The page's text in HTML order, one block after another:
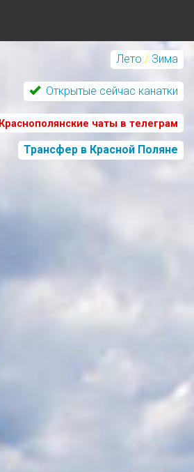
Лето / Зима
Открытые сейчас канатки
Краснополянские чаты в телеграм
Трансфер в Красной Поляне